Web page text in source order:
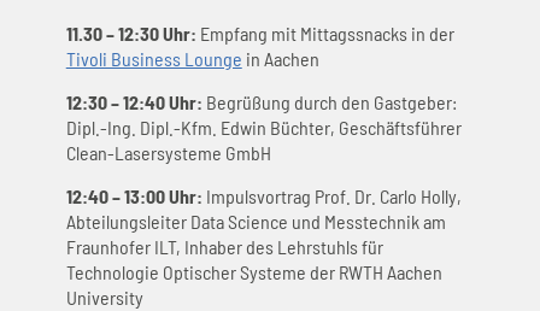
11.30 – 12:30 Uhr: Empfang mit Mittagssnacks in der
Tivoli Business Lounge in Aachen
12:30 – 12:40 Uhr: Begrüßung durch den Gastgeber:
Dipl.-Ing. Dipl.-Kfm. Edwin Büchter, Geschäftsführer
Clean-Lasersysteme GmbH
12:40 – 13:00 Uhr: Impulsvortrag Prof. Dr. Carlo Holly,
Abteilungsleiter Data Science und Messtechnik am
Fraunhofer ILT, Inhaber des Lehrstuhls für
Technologie Optischer Systeme der RWTH Aachen
University